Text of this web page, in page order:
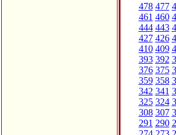
478 477
461 460
444 443
427 426
410 409
393 392
376 375
359 358
342 341
325 324
308 307
291 290